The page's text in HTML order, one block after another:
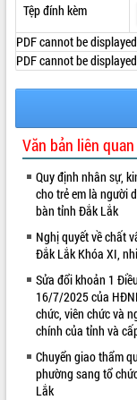
VIDEO
Không có file video nào
ALBUM ẢNH
Tệp đính kèm
PDF cannot be
PDF cannot be
Văn bản liên quan
Quy định nhân sự,
cho trẻ em là người
bàn tỉnh Đắk Lắk
Nghị quyết về chất
Đắk Lắk Khóa XI,
Sửa đổi khoản 1
16/7/2025 của
chức, viên chức và
chính của tỉnh và
Chuyển giao thẩm
phường sang tổ
Lắk